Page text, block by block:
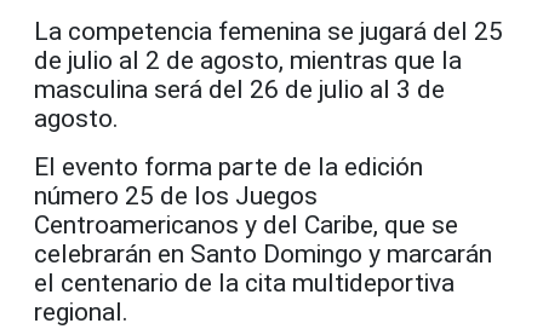
La competencia femenina se jugará del 25
de julio al 2 de agosto, mientras que la
masculina será del 26 de julio al 3 de
agosto.
El evento forma parte de la edición
número 25 de los Juegos
Centroamericanos y del Caribe, que se
celebrarán en Santo Domingo y marcarán
el centenario de la cita multideportiva
regional.